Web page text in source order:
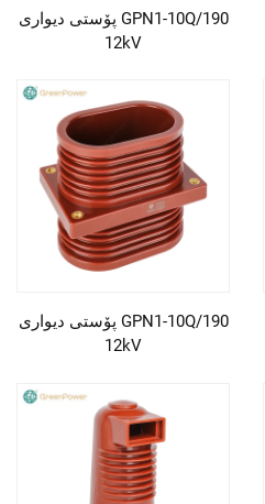
پۆستی دیواری GPN1-10Q/190
12kV
پۆستی دیواری GPN1-10Q/190
12kV